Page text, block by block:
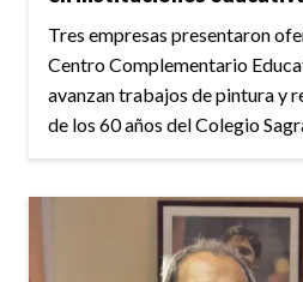
Tres empresas presentaron
Centro Complementario
avanzan trabajos de pintura y
de los 60 años del Colegio